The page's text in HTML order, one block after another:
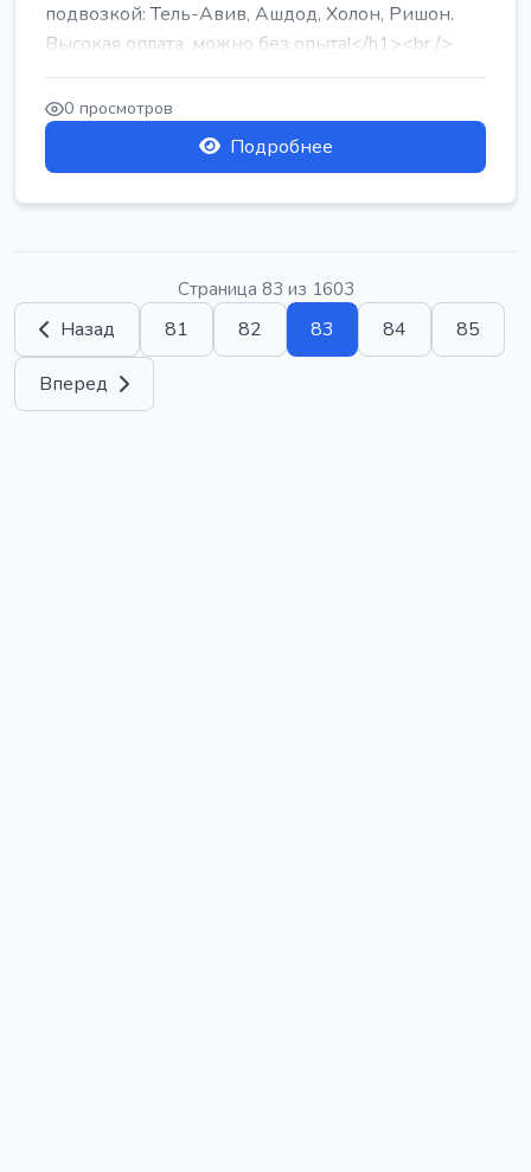
подвозкой: Тель-Авив, Ашдод, Холон, Ришон.
Высокая оплата, можно без опыта!</h1><br />
...
0 просмотров
Подробнее
Страница 83 из 1603
Назад 81 82 83 84 85
Вперед